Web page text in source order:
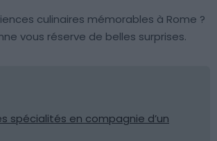
culinaires mémorables à Rome ?
vous réserve de belles surprises.
spécialités en compagnie d’un